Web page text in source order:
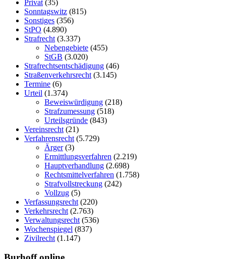
Privat (35)
Sonntagswitz (815)
Sonstiges (356)
StPO (4.890)
Strafrecht (3.337)
Nebengebiete (455)
StGB (3.020)
Strafrechtsentschädigung (46)
Straßenverkehrsrecht (3.145)
Termine (6)
Urteil (1.374)
Beweiswürdigung (218)
Strafzumessung (518)
Urteilsgründe (843)
Vereinsrecht (21)
Verfahrensrecht (5.729)
Ärger(3)
Ermittlungsverfahren (2.219)
Hauptverhandlung (2.698)
Rechtsmittelverfahren (1.758)
Strafvollstreckung (242)
Vollzug (5)
Verfassungsrecht (220)
Verkehrsrecht (2.763)
Verwaltungsrecht (536)
Wochenspiegel (837)
Zivilrecht (1.147)